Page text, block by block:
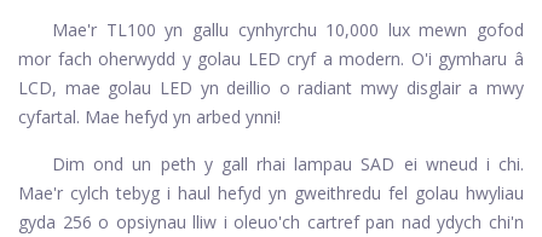
Mae'r TL100 yn gallu cynhyrchu 10,000 lux mewn gofod
mor fach oherwydd y golau LED cryf a modern. O'i gymharu â
LCD, mae golau LED yn deillio o radiant mwy disglair a mwy
cyfartal. Mae hefyd yn arbed ynni!
Dim ond un peth y gall rhai lampau SAD ei wneud i chi.
Mae'r cylch tebyg i haul hefyd yn gweithredu fel golau hwyliau
gyda 256 o opsiynau lliw i oleuo'ch cartref pan nad ydych chi'n